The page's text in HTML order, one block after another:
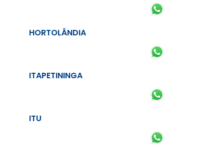
HORTOLÂNDIA
ITAPETININGA
ITU